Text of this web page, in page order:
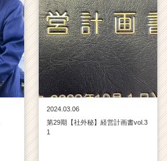
2024.03.06
第29期【社外秘】経営計画書vol.3
1